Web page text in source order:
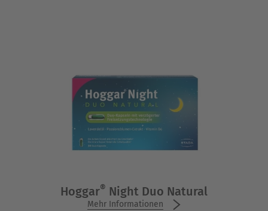
Hoggar® Night Duo Natural
Mehr Informationen